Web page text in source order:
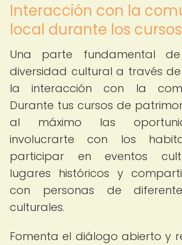
Interacción con la
local durante los cursos
Una parte fundamental
diversidad cultural a través
la interacción con la
Durante tus cursos de
al máximo las
involucrarte con los
participar en eventos
lugares históricos y
con personas de
culturales.
Fomenta el diálogo abierto y